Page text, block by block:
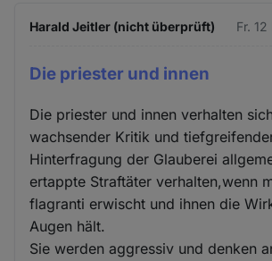
Harald Jeitler (nicht überprüft) Fr.
Die priester und innen
Die priester und innen verhalten
wachsender Kritik und
Hinterfragung der Glauberei
ertappte Straftäter verhalten,wenn
flagranti erwischt und ihnen die
Augen hält.
Sie werden aggressiv und denken